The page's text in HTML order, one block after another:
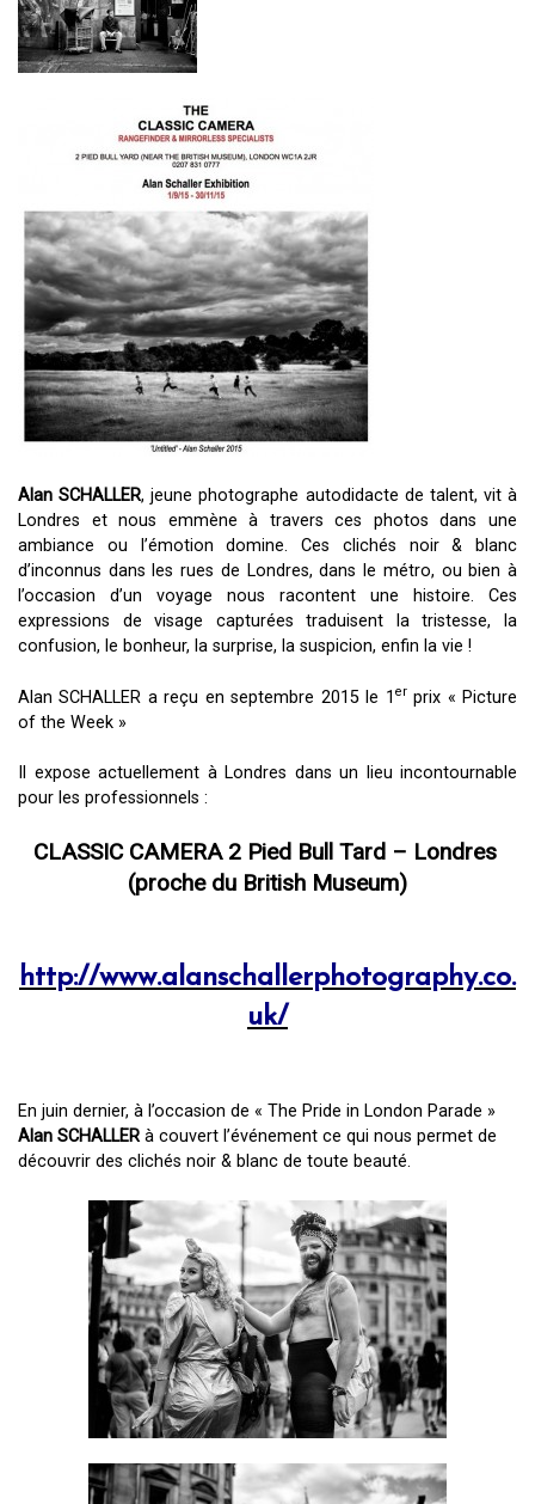
Alan SCHALLER, jeune photographe autodidacte de talent, vit à
Londres et nous emmène à travers ces photos dans une
ambiance ou l’émotion domine. Ces clichés noir & blanc
d’inconnus dans les rues de Londres, dans le métro, ou bien à
l’occasion d’un voyage nous racontent une histoire. Ces
expressions de visage capturées traduisent la tristesse, la
confusion, le bonheur, la surprise, la suspicion, enfin la vie !
Alan SCHALLER a reçu en septembre 2015 le 1 er prix « Picture
of the Week »
Il expose actuellement à Londres dans un lieu incontournable
pour les professionnels :
CLASSIC CAMERA2 Pied Bull Tard – Londres
(proche du British Museum)
http://www.alanschallerphotography.co.
uk/
En juin dernier, à l’occasion de « The Pride in London Parade »
Alan SCHALLER à couvert l’événement ce qui nous permet de
découvrir des clichés noir & blanc de toute beauté.